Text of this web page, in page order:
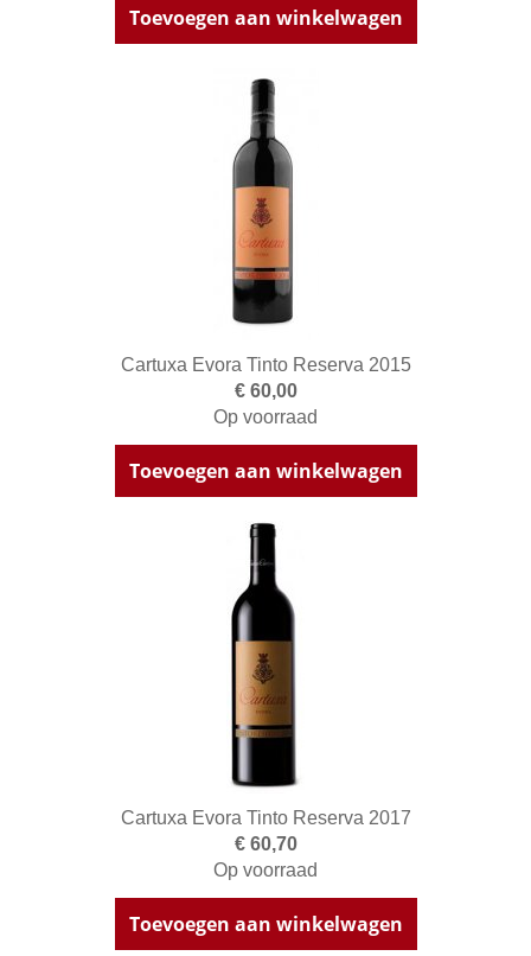
Toevoegen aan winkelwagen
Cartuxa Evora Tinto Reserva 2015
€ 60,00
Op voorraad
Toevoegen aan winkelwagen
Cartuxa Evora Tinto Reserva 2017
€ 60,70
Op voorraad
Toevoegen aan winkelwagen